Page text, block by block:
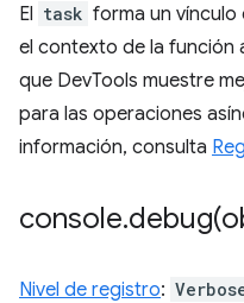
El task forma un
el contexto de la función
que DevTools muestre
para las operaciones
información, consulta
console.debug(
Nivel de registro: